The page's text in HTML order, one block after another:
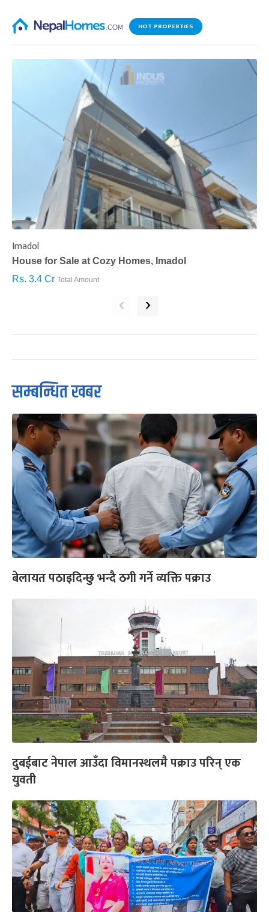
HOT PROPERTIES
Imadol
House for Sale at Cozy Homes, Imadol
Rs. 3.4 Cr Total Amount
‹ ›
सम्बन्धित खबर
बेलायत पठाइदिन्छु भन्दै ठगी गर्ने व्यक्ति पक्राउ
दुबईबाट नेपाल आउँदा विमानस्थलमै पक्राउ परिन् एक
युवती